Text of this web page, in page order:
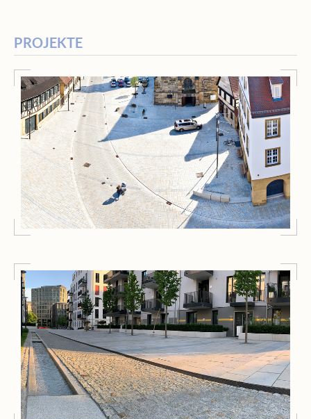
PROJEKTE
Außenanlagen
Marktplatz Hallstadt
Außenanlagen
Wohnensemble „No.1 Charlottenburg“